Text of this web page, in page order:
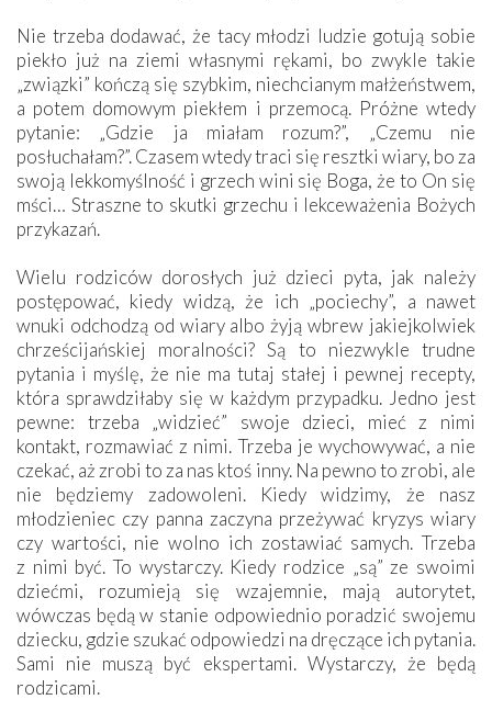
Nie trzeba dodawać, że tacy młodzi ludzie gotują sobie
piekło już na ziemi własnymi rękami, bo zwykle takie
„związki” kończą się szybkim, niechcianym małżeństwem,
a potem domowym piekłem i przemocą. Próżne wtedy
pytanie: „Gdzie ja miałam rozum?”, „Czemu nie
posłuchałam?”. Czasem wtedy traci się resztki wiary, bo za
swoją lekkomyślność i grzech wini się Boga, że to On się
mści… Straszne to skutki grzechu i lekceważenia Bożych
przykazań.
Wielu rodziców dorosłych już dzieci pyta, jak należy
postępować, kiedy widzą, że ich „pociechy”, a nawet
wnuki odchodzą od wiary albo żyją wbrew jakiejkolwiek
chrześcijańskiej moralności? Są to niezwykle trudne
pytania i myślę, że nie ma tutaj stałej i pewnej recepty,
która sprawdziłaby się w każdym przypadku. Jedno jest
pewne: trzeba „widzieć” swoje dzieci, mieć z nimi
kontakt, rozmawiać z nimi. Trzeba je wychowywać, a nie
czekać, aż zrobi to za nas ktoś inny. Na pewno to zrobi, ale
nie będziemy zadowoleni. Kiedy widzimy, że nasz
młodzieniec czy panna zaczyna przeżywać kryzys wiary
czy wartości, nie wolno ich zostawiać samych. Trzeba
z nimi być. To wystarczy. Kiedy rodzice „są” ze swoimi
dziećmi, rozumieją się wzajemnie, mają autorytet,
wówczas będą w stanie odpowiednio poradzić swojemu
dziecku, gdzie szukać odpowiedzi na dręczące ich pytania.
Sami nie muszą być ekspertami. Wystarczy, że będą
rodzicami.